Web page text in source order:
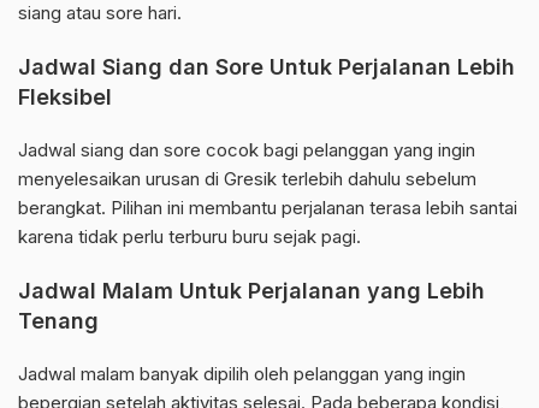
siang atau sore hari.
Jadwal Siang dan Sore Untuk Perjalanan Lebih
Fleksibel
Jadwal siang dan sore cocok bagi pelanggan yang ingin
menyelesaikan urusan di Gresik terlebih dahulu sebelum
berangkat. Pilihan ini membantu perjalanan terasa lebih santai
karena tidak perlu terburu buru sejak pagi.
Jadwal Malam Untuk Perjalanan yang Lebih
Tenang
Jadwal malam banyak dipilih oleh pelanggan yang ingin
bepergian setelah aktivitas selesai. Pada beberapa kondisi,